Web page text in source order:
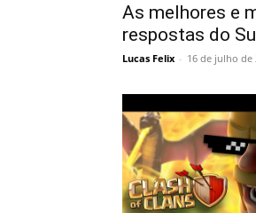
As melhores e
respostas do
Lucas Felix - 16 de julho de